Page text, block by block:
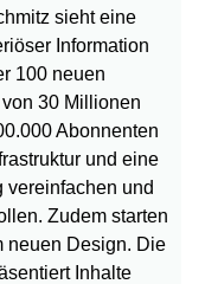
sieht eine
Information
100 neuen
30 Millionen
Abonnenten
und eine
vereinfachen und
Zudem starten
neuen Design. Die
Inhalte